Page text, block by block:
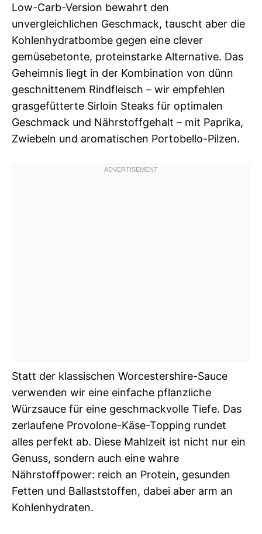
Low-Carb-Version bewahrt den
unvergleichlichen Geschmack, tauscht aber die
Kohlenhydratbombe gegen eine clever
gemüsebetonte, proteinstarke Alternative. Das
Geheimnis liegt in der Kombination von dünn
geschnittenem Rindfleisch – wir empfehlen
grasgefütterte Sirloin Steaks für optimalen
Geschmack und Nährstoffgehalt – mit Paprika,
Zwiebeln und aromatischen Portobello-Pilzen.
Statt der klassischen Worcestershire-Sauce
verwenden wir eine einfache pflanzliche
Würzsauce für eine geschmackvolle Tiefe. Das
zerlaufene Provolone-Käse-Topping rundet
alles perfekt ab. Diese Mahlzeit ist nicht nur ein
Genuss, sondern auch eine wahre
Nährstoffpower: reich an Protein, gesunden
Fetten und Ballaststoffen, dabei aber arm an
Kohlenhydraten.